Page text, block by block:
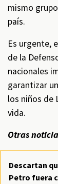
mismo
país.
Es urgente,
de la
nacionales
garantizar
los niños de
vida.
Otras
Descartan
Petro fuera